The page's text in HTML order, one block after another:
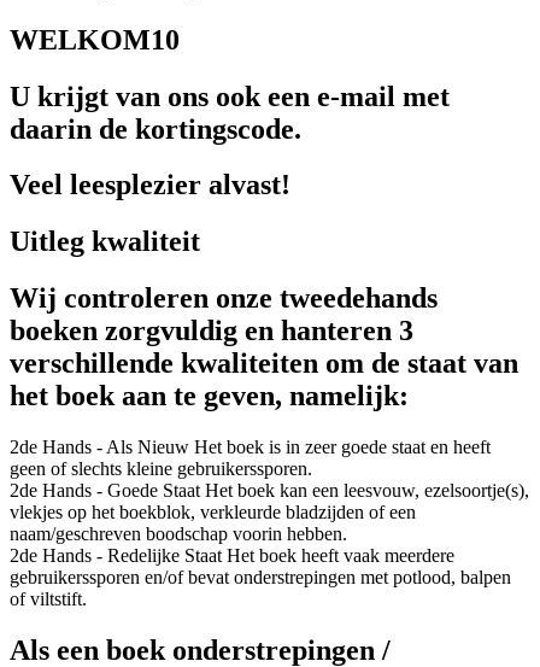
WELKOM10
U krijgt van ons ook een e-mail met
daarin de kortingscode.
Veel leesplezier alvast!
Uitleg kwaliteit
Wij controleren onze tweedehands
boeken zorgvuldig en hanteren 3
verschillende kwaliteiten om de staat van
het boek aan te geven, namelijk:
2de Hands - Als Nieuw Het boek is in zeer goede staat en heeft
geen of slechts kleine gebruikerssporen.
2de Hands - Goede Staat Het boek kan een leesvouw, ezelsoortje(s),
vlekjes op het boekblok, verkleurde bladzijden of een
naam/geschreven boodschap voorin hebben.
2de Hands - Redelijke Staat Het boek heeft vaak meerdere
gebruikerssporen en/of bevat onderstrepingen met potlood, balpen
of viltstift.
Als een boek onderstrepingen /